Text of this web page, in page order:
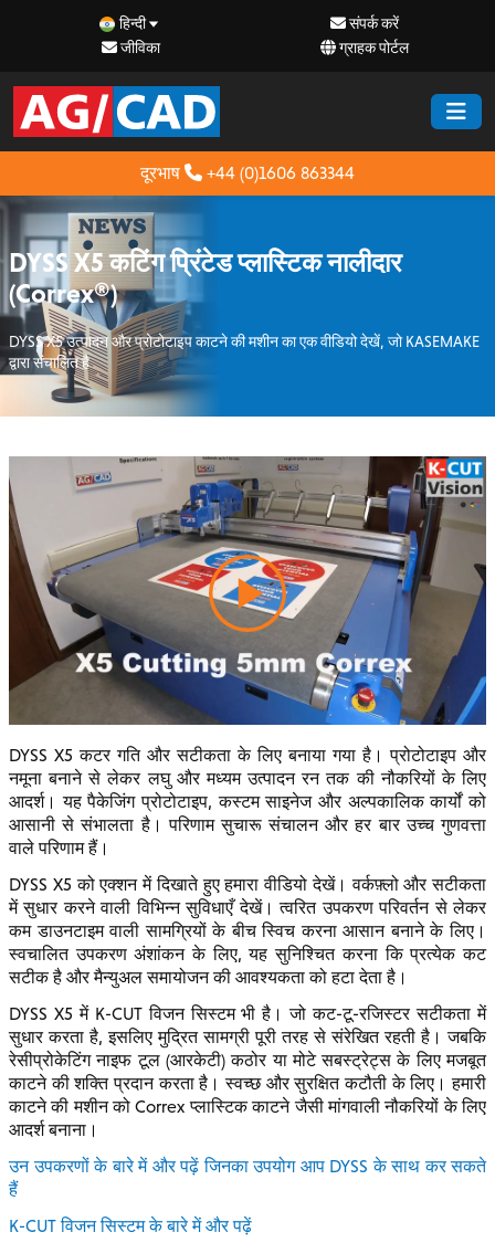
हिन्दी
संपर्क करें
जीविका
ग्राहक पोर्टल
दूरभाष +44 (0)1606 863344
DYSS X5 कटिंग प्रिंटेड प्लास्टिक नालीदार
(Correx®)
DYSS X5 उत्पादन और प्रोटोटाइप काटने की मशीन का एक वीडियो देखें, जो KASEMAKE
द्वारा संचालित है
DYSS X5 कटर गति और सटीकता के लिए बनाया गया है। प्रोटोटाइप और
नमूना बनाने से लेकर लघु और मध्यम उत्पादन रन तक की नौकरियों के लिए
आदर्श। यह पैकेजिंग प्रोटोटाइप, कस्टम साइनेज और अल्पकालिक कार्यों को
आसानी से संभालता है। परिणाम सुचारू संचालन और हर बार उच्च गुणवत्ता
वाले परिणाम हैं।
DYSS X5 को एक्शन में दिखाते हुए हमारा वीडियो देखें। वर्कफ़्लो और सटीकता
में सुधार करने वाली विभिन्न सुविधाएँ देखें। त्वरित उपकरण परिवर्तन से लेकर
कम डाउनटाइम वाली सामग्रियों के बीच स्विच करना आसान बनाने के लिए।
स्वचालित उपकरण अंशांकन के लिए, यह सुनिश्चित करना कि प्रत्येक कट
सटीक है और मैन्युअल समायोजन की आवश्यकता को हटा देता है।
DYSS X5 में K-CUT विजन सिस्टम भी है। जो कट-टू-रजिस्टर सटीकता में
सुधार करता है, इसलिए मुद्रित सामग्री पूरी तरह से संरेखित रहती है। जबकि
रेसीप्रोकेटिंग नाइफ टूल (आरकेटी) कठोर या मोटे सबस्ट्रेट्स के लिए मजबूत
काटने की शक्ति प्रदान करता है। स्वच्छ और सुरक्षित कटौती के लिए। हमारी
काटने की मशीन को Correx प्लास्टिक काटने जैसी मांगवाली नौकरियों के लिए
आदर्श बनाना।
उन उपकरणों के बारे में और पढ़ें जिनका उपयोग आप DYSS के साथ कर सकते
हैं
K-CUT विजन सिस्टम के बारे में और पढ़ें